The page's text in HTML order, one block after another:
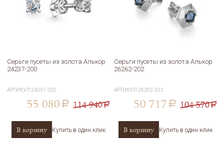
Серьги пусеты из золота Алькор
24237-200
АРТИКУЛ 24237-200
55 080 a 114 940a
В корзину Купить в один клик
Серьги пусеты из золота Алькор
26262-202
АРТИКУЛ 26262-202
50 717 a 104 570a
В корзину Купить в один клик